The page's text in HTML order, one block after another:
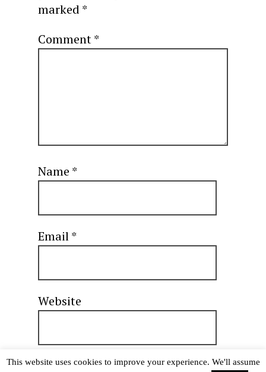
marked *
Comment*
Name *
Email*
Website
This website uses cookies to improve your experience. We'll assume